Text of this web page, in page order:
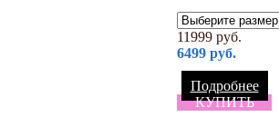
11999 руб.
6499 руб.
Подробнее
КУПИТЬ